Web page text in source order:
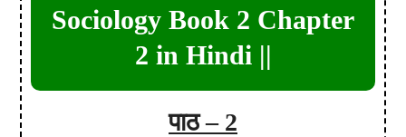
Sociology Book 2 Chapter
2 in Hindi ||
पाठ – 2